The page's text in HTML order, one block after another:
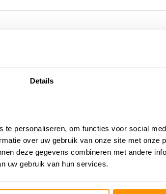
Details
te personaliseren, om functies voor social
over uw gebruik van onze site met onze
deze gegevens combineren met andere
uw gebruik van hun services.